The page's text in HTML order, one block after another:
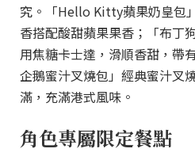
究。「Hello Kitty蘋果奶皇包
香搭配酸甜蘋果果香；「布丁
用焦糖卡士達，滑順香甜，帶
企鵝蜜汁叉燒包」經典蜜汁叉
滿，充滿港式風味。
角色專屬限定餐點